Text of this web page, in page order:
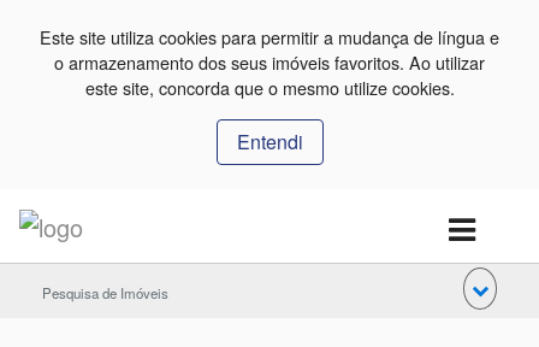
Este site utiliza cookies para permitir a mudança de língua e
o armazenamento dos seus imóveis favoritos. Ao utilizar
este site, concorda que o mesmo utilize cookies.
Entendi
Pesquisa de Imóveis